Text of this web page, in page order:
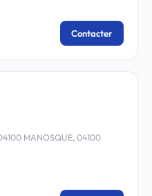
Contacter
MANOSQUE, 04100